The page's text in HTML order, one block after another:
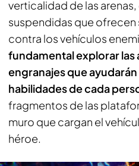
verticalidad de las
suspendidas que
contra los vehículos
fundamental explorar las
engranajes que
habilidades de cada
fragmentos de las
muro que cargan el
héroe.